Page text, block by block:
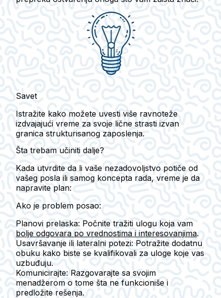
Savet
Istražite kako možete uvesti više ravnoteže
izdvajajući vreme za svoje lične strasti izvan
granica strukturisanog zaposlenja.
Šta trebam učiniti dalje?
Kada utvrdite da li vaše nezadovoljstvo potiče od
vašeg posla ili samog koncepta rada, vreme je da
napravite plan:
Ako je problem posao:
Planovi prelaska: Počnite tražiti ulogu koja vam
bolje odgovara po vrednostima i interesovanjima.
Usavršavanje ili lateralni potezi: Potražite dodatnu
obuku kako biste se kvalifikovali za uloge koje vas
uzbuđuju.
Komunicirajte: Razgovarajte sa svojim
menadžerom o tome šta ne funkcioniše i
predložite rešenja.